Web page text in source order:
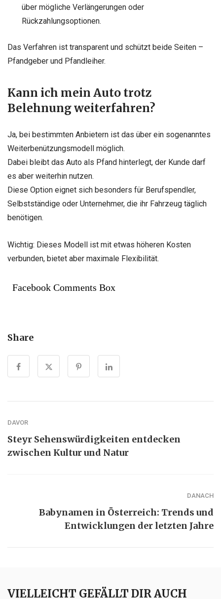
über mögliche Verlängerungen oder
Rückzahlungsoptionen.
Das Verfahren ist transparent und schützt beide Seiten –
Pfandgeber und Pfandleiher.
Kann ich mein Auto trotz
Belehnung weiterfahren?
Ja, bei bestimmten Anbietern ist das über ein sogenanntes
Weiterbenützungsmodell möglich.
Dabei bleibt das Auto als Pfand hinterlegt, der Kunde darf
es aber weiterhin nutzen.
Diese Option eignet sich besonders für Berufspendler,
Selbstständige oder Unternehmer, die ihr Fahrzeug täglich
benötigen.
Wichtig: Dieses Modell ist mit etwas höheren Kosten
verbunden, bietet aber maximale Flexibilität.
Facebook Comments Box
Share
DAVOR
Steyr Sehenswürdigkeiten entdecken
zwischen Kultur und Natur
DANACH
Babynamen in Österreich: Trends und
Entwicklungen der letzten Jahre
VIELLEICHT GEFÄLLT DIR AUCH